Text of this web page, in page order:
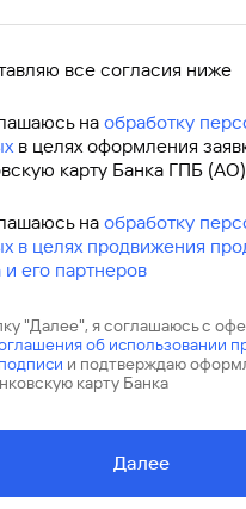
все согласия ниже
на обработку
в целях оформления
карту Банка ГПБ
на обработку
в целях продвижения
и его партнеров
"Далее", я соглашаюсь с
об использовании
и подтверждаю
карту Банка
Далее